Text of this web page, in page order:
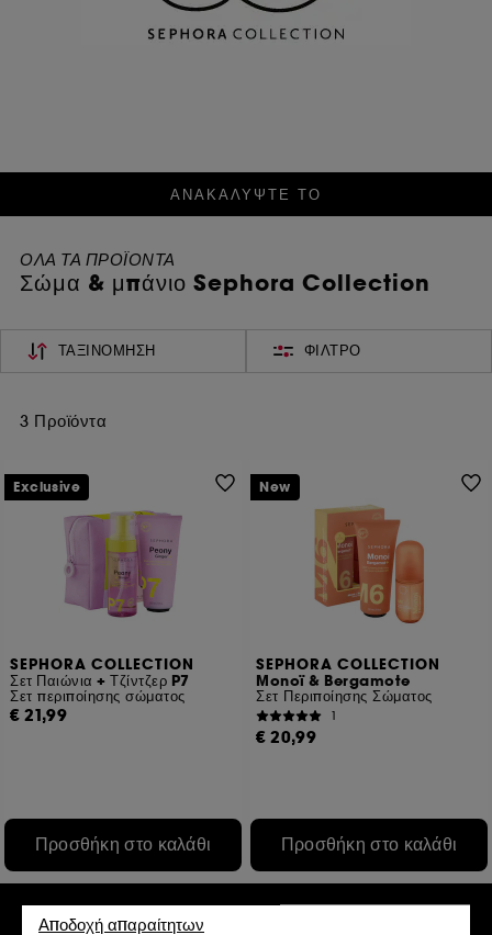
ΑΝΑΚΑΛΥΨΤΕ ΤΟ​
ΟΛΑ ΤΑ ΠΡΟΪΟΝΤΑ
Σώμα & μπάνιο Sephora Collection
ΤΑΞΙΝΌΜΗΣΗ ΦΊΛΤΡΟ
3 Προϊόντα
SEPHORA COLLECTION
Σετ Παιώνια + Τζίντζερ P7
Σετ περιποίησης σώματος
€ 21,99
Προσθήκη στο καλάθι
Exclusive
SEPHORA COLLECTION
Monoï & Bergamote
Σετ Περιποίησης Σώματος
1
€ 20,99
Προσθήκη στο καλάθι
New
Exclusive
Αποδοχή απαραίτητων